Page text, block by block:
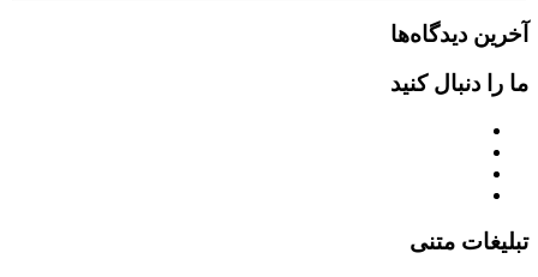
آخرین دیدگاه‌ها
ما را دنبال کنید
تبلیغات متنی